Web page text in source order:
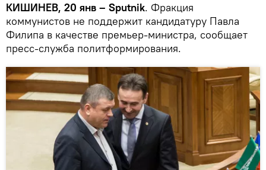
КИШИНЕВ, 20 янв – Sputnik. Фракция
коммунистов не поддержит кандидатуру Павла
Филипа в качестве премьер-министра, сообщает
пресс-служба политформирования.